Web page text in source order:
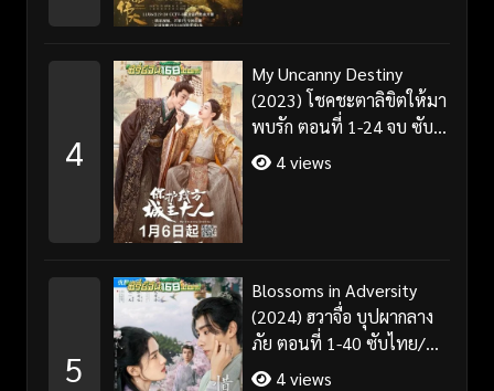
4
My Uncanny Destiny
(2023) โชคชะตาลิขิตให้มา
พบรัก ตอนที่ 1-24 จบ ซับ
ไทย/พากย์ไทย
4 views
5
Blossoms in Adversity
(2024) ฮวาจื่อ บุปผากลาง
ภัย ตอนที่ 1-40 ซับไทย/
พากย์ไทย
4 views